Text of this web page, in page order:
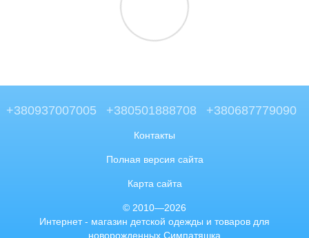
+380937007005 +380501888708 +380687779090
Контакты
Полная версия сайта
Карта сайта
© 2010—2026
Интернет - магазин детской одежды и товаров для
новорожденных Симпатяшка